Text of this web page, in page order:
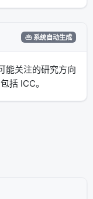
系统自动生成
能关注的研究方向
括 ICC。